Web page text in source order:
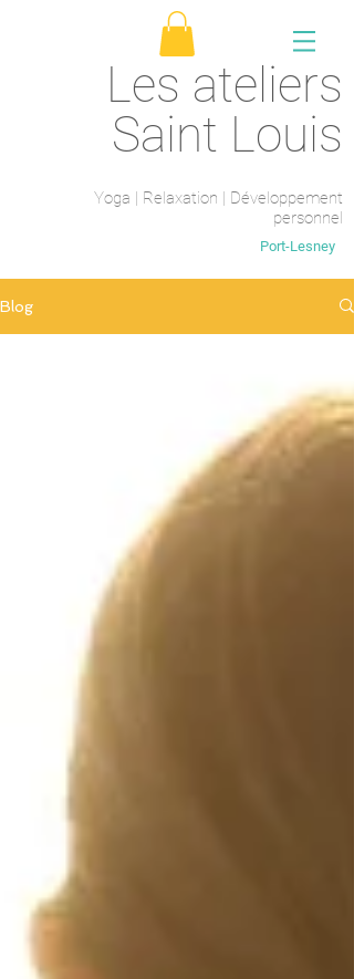
Les ateliers
Saint Louis
Yoga | Relaxation | Développement
personnel
Port-Lesney
Blog